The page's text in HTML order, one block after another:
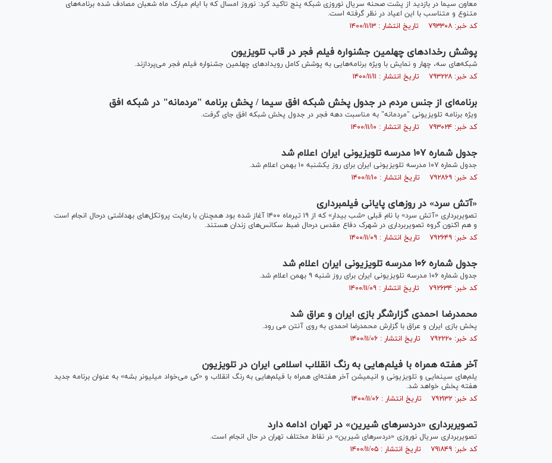
معاون سیما در بازدید از پشت صحنه سریال نوروزی شبکه پنج تاکید کرد: نوروز امسال که با ایام مبارک ماه شعبان مصادف شده برنامه‌های
متنوع و متناسب با این اعیاد در نظر گرفته است.
کد خبر: ۷۹۳۳۰۸ تاریخ انتشار : ۱۴۰۰/۱۱/۱۳
پوشش رخداد‌های چهلمین جشنواره فیلم فجر در قاب تلویزیون
شبکه‌های سه، چهار و نمایش با ویژه برنامه‌هایی به پوشش کامل رویداد‌های چهلمین جشنواره فیلم فجر می‌پردازند.
کد خبر: ۷۹۳۲۲۸ تاریخ انتشار : ۱۴۰۰/۱۱/۱۱
برنامه‌ای از جنس مردم در جدول پخش شبکه افق سیما / پخش برنامه "مردمانه" در شبکه افق
ویژه برنامه تلویزیونی "مردمانه" به مناسبت دهه فجر در جدول پخش شبکه افق جای گرفت.
کد خبر: ۷۹۳۰۲۴ تاریخ انتشار : ۱۴۰۰/۱۱/۱۰
جدول شماره ۱۰۷ مدرسه تلویزیونی ایران اعلام شد
جدول شماره ۱۰۷ مدرسه تلویزیونی ایران برای روز یکشنبه ۱۰ بهمن اعلام شد.
کد خبر: ۷۹۲۸۶۹ تاریخ انتشار : ۱۴۰۰/۱۱/۱۰
«آتش سرد» در روزهای پایانی فیلمبرداری
تصویربرداری «آتش سرد» با نام قبلی «شب بیدار» که از ۱۹ تیرماه ۱۴۰۰ آغاز شده بود همچنان با رعایت پروتکل‌های بهداشتی درحال انجام است
و هم اکنون گروه تصویربرداری در شهرک دفاع مقدس درحال ضبط سکانس‌های زندان هستند.
کد خبر: ۷۹۲۶۴۹ تاریخ انتشار : ۱۴۰۰/۱۱/۰۹
جدول شماره ۱۰۶ مدرسه تلویزیونی ایران اعلام شد
جدول شماره ۱۰۶ مدرسه تلویزیونی ایران برای روز شنبه ۹ بهمن اعلام شد.
کد خبر: ۷۹۲۶۳۴ تاریخ انتشار : ۱۴۰۰/۱۱/۰۹
محمدرضا احمدی گزارشگر بازی ایران و عراق شد
پخش بازی ایران و عراق با گزارش محمدرضا احمدی به روی آنتن می رود.
کد خبر: ۷۹۲۲۲۰ تاریخ انتشار : ۱۴۰۰/۱۱/۰۶
آخر هفته‌ همراه با فیلم‌هایی به رنگ انقلاب اسلامی ایران در تلویزیون
یلم‌های سینمایی و تلویزیونی و انیمیشن آخر هفته‌ای همراه با فیلم‌هایی به رنگ انقلاب و «کی می‌خواد میلیونر بشه» به عنوان برنامه جدید
هفته پخش خواهد شد.
کد خبر: ۷۹۲۱۳۲ تاریخ انتشار : ۱۴۰۰/۱۱/۰۶
تصویربرداری «دردسرهای شیرین» در تهران ادامه دارد
تصویربرداری سریال نوروزی «دردسرهای شیرین» در نقاط مختلف تهران در حال انجام است.
کد خبر: ۷۹۱۸۴۹ تاریخ انتشار : ۱۴۰۰/۱۱/۰۵